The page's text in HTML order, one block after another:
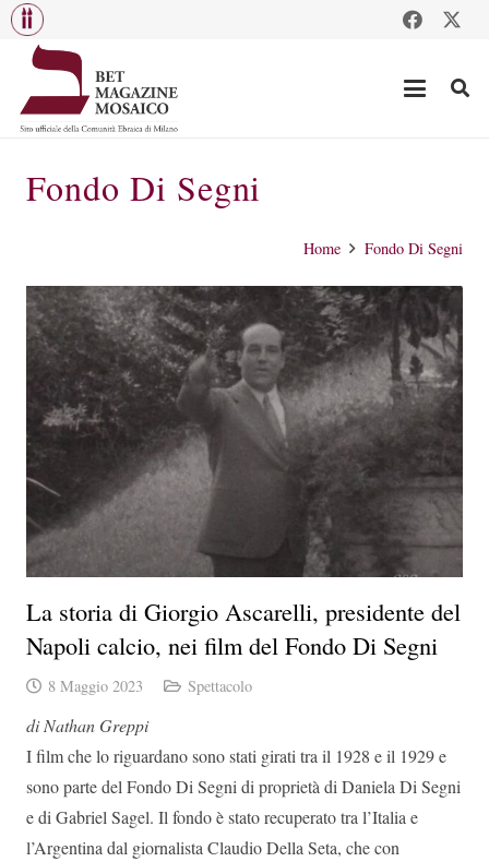
Fondo Di Segni
Home Fondo Di Segni
La storia di Giorgio Ascarelli, presidente del
Napoli calcio, nei film del Fondo Di Segni
8 Maggio 2023 Spettacolo
di Nathan Greppi
I film che lo riguardano sono stati girati tra il 1928 e il 1929 e
sono parte del Fondo Di Segni di proprietà di Daniela Di Segni
e di Gabriel Sagel. Il fondo è stato recuperato tra l’Italia e
l’Argentina dal giornalista Claudio Della Seta, che con